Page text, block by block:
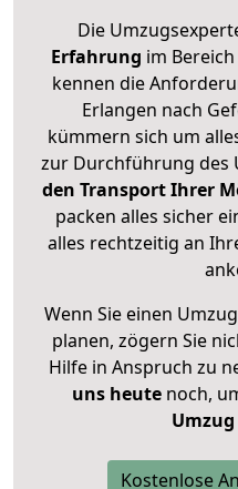
Die
Erfahrung im
kennen die
Erlangen nach
kümmern sich um
zur Durchführung des
den Transport Ihrer
packen alles sicher
alles rechtzeitig an
Wenn Sie einen
planen, zögern Sie
Hilfe in Anspruch zu
uns heutenoch,
Umzug
Kostenlose